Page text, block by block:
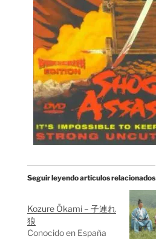
Seguir leyendo artículos relacionados
Kozure Ōkami – 子連れ
狼
Conocido en España